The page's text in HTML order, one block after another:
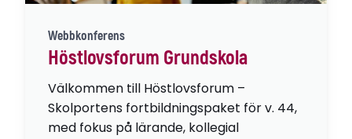
Webbkonferens
Höstlovsforum Grundskola
Välkommen till Höstlovsforum –
Skolportens fortbildningspaket för v. 44,
med fokus på lärande, kollegial